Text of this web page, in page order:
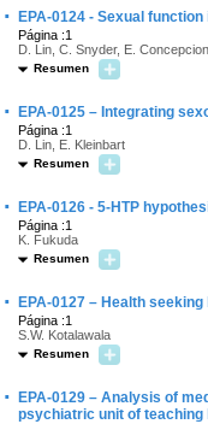
· EPA-0124 - Sexual
Página :1
D. Lin, C. Snyder, E.
Resumen
· EPA-0125 – Integrating
Página :1
D. Lin, E. Kleinbart
Resumen
· EPA-0126 - 5-HTP
Página :1
K. Fukuda
Resumen
· EPA-0127 – Health
Página :1
S.W. Kotalawala
Resumen
·
EPA-0129 – Analysis of
psychiatric unit of